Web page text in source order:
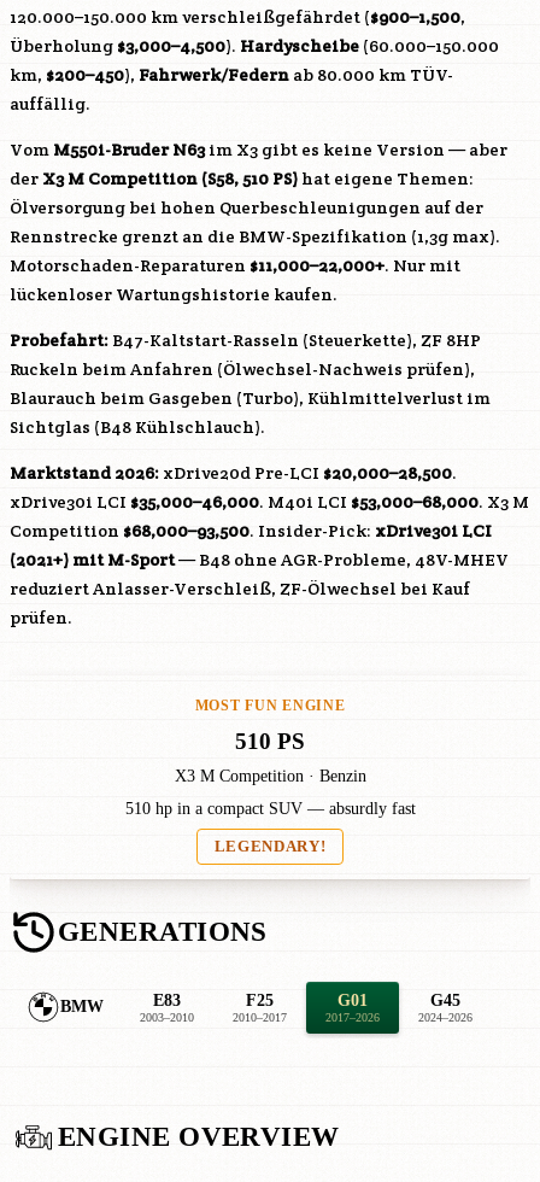
120.000–150.000 km verschleißgefährdet ($900–1,500,
Überholung $3,000–4,500). Hardyscheibe (60.000–150.000
km, $200–450), Fahrwerk/Federn ab 80.000 km TÜV-
auffällig.
Vom M550i-Bruder N63im X3 gibt es keine Version — aber
der X3 M Competition (S58, 510 PS) hat eigene Themen:
Ölversorgung bei hohen Querbeschleunigungen auf der
Rennstrecke grenzt an die BMW-Spezifikation (1,3g max).
Motorschaden-Reparaturen $11,000–22,000+. Nur mit
lückenloser Wartungshistorie kaufen.
Probefahrt: B47-Kaltstart-Rasseln (Steuerkette), ZF 8HP
Ruckeln beim Anfahren (Ölwechsel-Nachweis prüfen),
Blaurauch beim Gasgeben (Turbo), Kühlmittelverlust im
Sichtglas (B48 Kühlschlauch).
Marktstand 2026: xDrive20d Pre-LCI $20,000–28,500.
xDrive30i LCI $35,000–46,000. M40i LCI $53,000–68,000. X3 M
Competition $68,000–93,500. Insider-Pick: xDrive30i LCI
(2021+) mit M-Sport—B48 ohne AGR-Probleme, 48V-MHEV
reduziert Anlasser-Verschleiß, ZF-Ölwechsel bei Kauf
prüfen.
MOST FUN ENGINE
510 PS
X3 M Competition · Benzin
510 hp in a compact SUV — absurdly fast
LEGENDARY!
GENERATIONS
BMW E83
2003–2010
F25
2010–2017
G01
2017–2026
G45
2024–2026
ENGINE OVERVIEW